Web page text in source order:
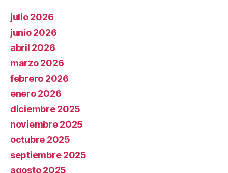
julio 2026
junio 2026
abril 2026
marzo 2026
febrero 2026
enero 2026
diciembre 2025
noviembre 2025
octubre 2025
septiembre 2025
agosto 2025